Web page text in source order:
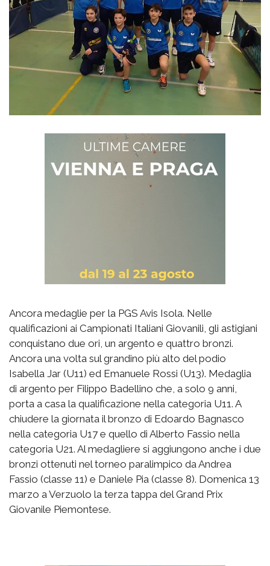
Ancora medaglie per la PGS Avis Isola. Nelle
qualificazioni ai Campionati Italiani Giovanili, gli astigiani
conquistano due ori, un argento e quattro bronzi.
Ancora una volta sul grandino più alto del podio
Isabella Jar (U11) ed Emanuele Rossi (U13). Medaglia
di argento per Filippo Badellino che, a solo 9 anni,
porta a casa la qualificazione nella categoria U11. A
chiudere la giornata il bronzo di Edoardo Bagnasco
nella categoria U17 e quello di Alberto Fassio nella
categoria U21. Al medagliere si aggiungono anche i due
bronzi ottenuti nel torneo paralimpico da Andrea
Fassio (classe 11) e Daniele Pia (classe 8). Domenica 13
marzo a Verzuolo la terza tappa del Grand Prix
Giovanile Piemontese.